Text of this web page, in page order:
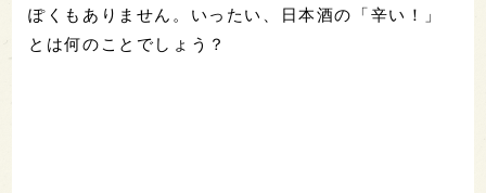
ぽくもありません。いったい、日本酒の「辛い！」
とは何のことでしょう？